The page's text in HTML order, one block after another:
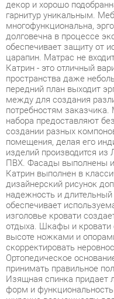
обеспечивает защиту от
царапин. Матрас не входит
Катрин - это отличный
пространства даже
передний план выходит
между для создания
потребностям заказчика.
набора предоставляют
создании разных
помещения, делая его
изделий производится из
ПВХ. Фасады выполнены
Катрин выполнен в
дизайнерский рисунок
надежность и длительный
обеспечивает
изголовье кровати
отдыха. Шкафы и кровати
высоте ножками и
скорректировать
Ортопедическое основание
принимать правильное
Изящная спинка придает
форм и функциональность
широкие возможности для
динамичного и удобного
использованию в
мебель воспринимается
мебель не сужает